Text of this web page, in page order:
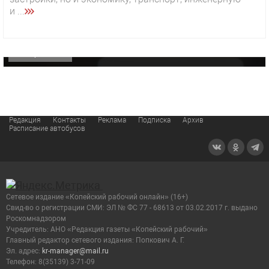
и ...
«Звезда» Метрана стала главным героем нового
Редакция Контакты Реклама Подписка
Архив
Расписание автобусов
Сетевое издание «Копейский рабочий онлайн» (16+)
Cвид-во о регистрации СМИ: ЭЛ № ФС 77 - 68613 от 03.02.2017 г. выдано
Роскомнадзором
Учредитель: АНО «Редакция газеты «Копейский рабочий»
Главный редактор сетевого издания: Попкович А. Г.
Эл. адрес: kr-manager@mail.ru
Телефон: 8(35139) 3-71-09